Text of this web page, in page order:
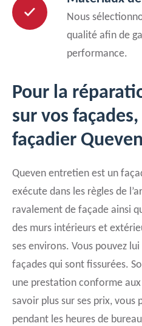
Nous
qualité afin de
performance.
Pour la
sur vos
façadier
Queven entretien est un
exécute dans les règles de
ravalement de façade ainsi
des murs intérieurs et
ses environs. Vous pouvez
façades qui sont fissurées.
une prestation conforme aux
savoir plus sur ses prix, vous
pendant les heures de